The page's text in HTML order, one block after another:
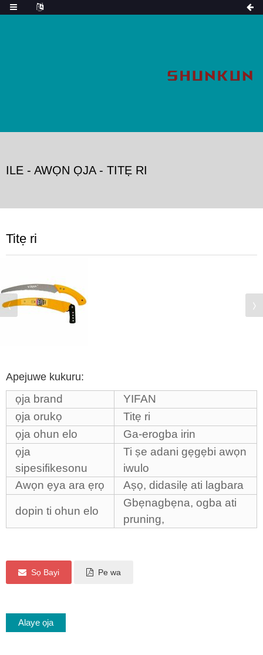
ILE - AWỌN ỌJA- TITẸ RI
Titẹ ri
Apejuwe kukuru:
ọja brand
YIFAN
ọja orukọ
Titẹ ri
ọja ohun elo
Ga-erogba irin
ọja
sipesifikesonu
Ti ṣe adani gẹgẹbi awọn
iwulo
Awọn ẹya ara ẹrọ
Aṣọ, didasilẹ ati lagbara
dopin ti ohun elo
Gbẹnagbẹna, ogba ati
pruning,
Sọ Bayi Pe wa
Alaye ọja